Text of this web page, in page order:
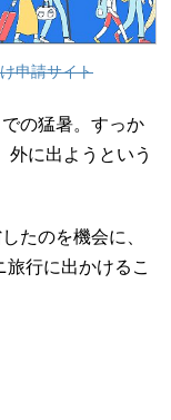
申請サイト
の猛暑。すっか
外に出ようという
たのを機会に、
行に出かけるこ